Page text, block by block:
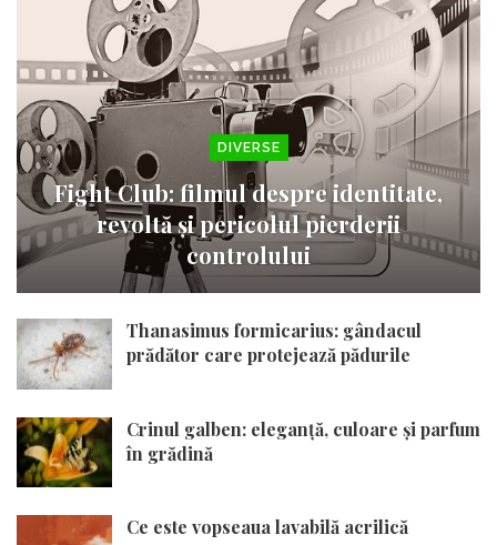
DIVERSE
Fight Club: filmul despre identitate,
revoltă și pericolul pierderii
controlului
Thanasimus formicarius: gândacul
prădător care protejează pădurile
Crinul galben: eleganță, culoare și parfum
în grădină
Ce este vopseaua lavabilă acrilică